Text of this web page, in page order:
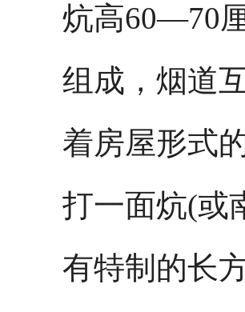
炕高60—70
组成，烟道
着房屋形式
打一面炕(或
有特制的长